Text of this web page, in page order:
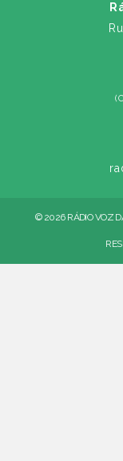
© 2026 RÁDIO VOZ